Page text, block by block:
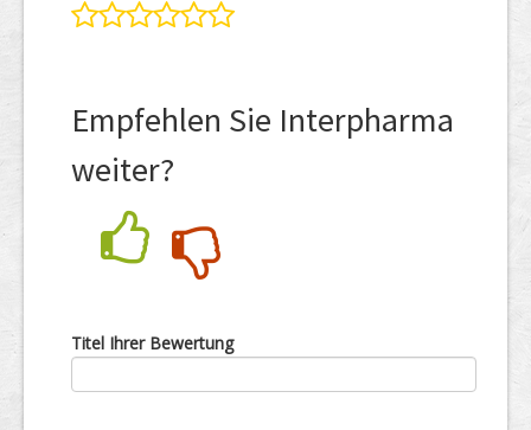
Empfehlen Sie Interpharma
weiter?
Titel Ihrer Bewertung